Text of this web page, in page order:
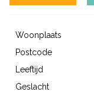
Woonplaats
Postcode
Leeftijd
Geslacht